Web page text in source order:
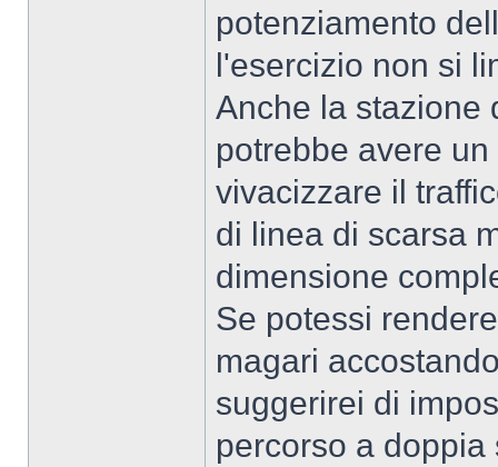
potenziamento
l'esercizio non si
Anche la stazione
potrebbe avere
vivacizzare il
di linea di scarsa
dimensione
Se potessi
magari
suggerirei di
percorso a